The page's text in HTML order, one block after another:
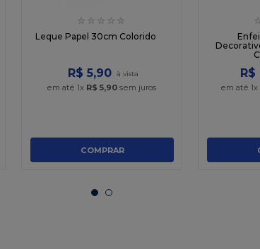
☆ ☆ ☆ ☆ ☆
Leque Papel 30cm Colorido
R$ 5,90
em até1x R$ 5,90 sem juros
COMPRAR
☆
R$
em até 1x